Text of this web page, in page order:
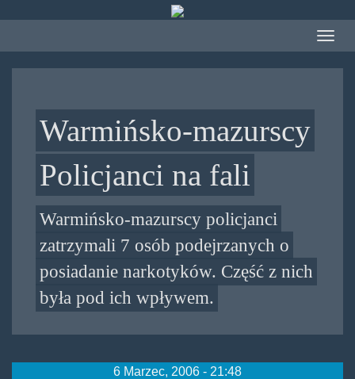
treści
Toggle
Warmińsko-mazurscy
Policjanci na fali
Warmińsko-mazurscy policjanci
zatrzymali 7 osób podejrzanych o
posiadanie narkotyków. Część z nich
była pod ich wpływem.
6 Marzec, 2006 - 21:48